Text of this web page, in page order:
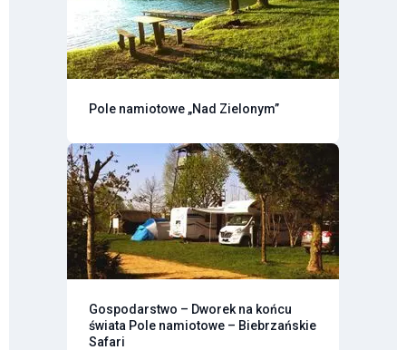
Pole namiotowe „Nad Zielonym”
Gospodarstwo – Dworek na końcu
świata Pole namiotowe – Biebrzańskie
Safari